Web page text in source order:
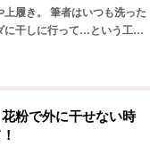
履き。 筆者はいつも洗った
に干しに行って…という工程
粉で外に干せない時